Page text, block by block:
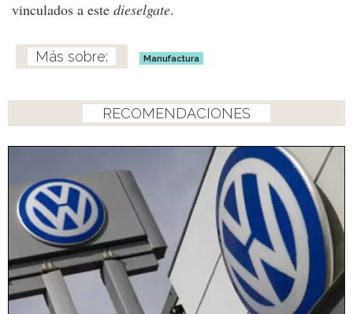
vinculados a este dieselgate.
Manufactura
RECOMENDACIONES